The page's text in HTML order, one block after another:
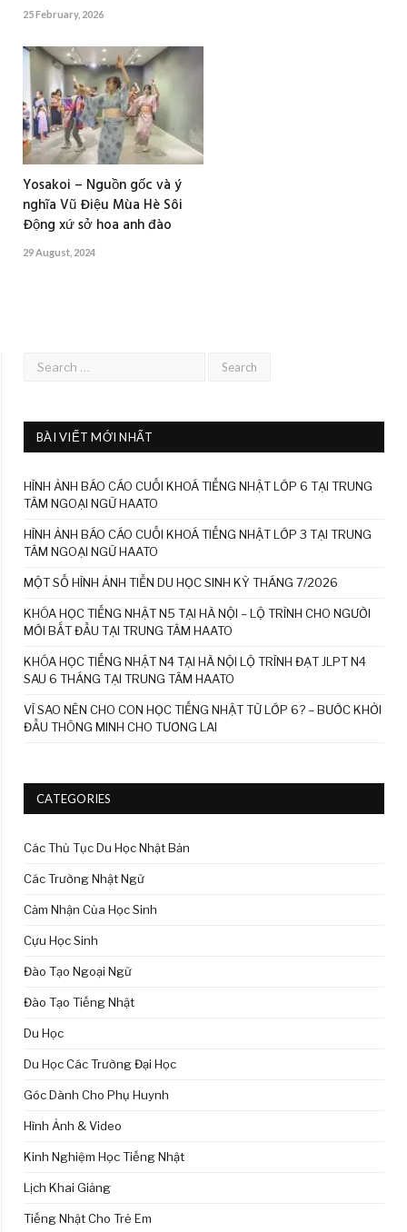
25 February, 2026
Yosakoi – Nguồn gốc và ý
nghĩa Vũ Điệu Mùa Hè Sôi
Động xứ sở hoa anh đào
29 August, 2024
BÀI VIẾT MỚI NHẤT
HÌNH ẢNH BÁO CÁO CUỐI KHOÁ TIẾNG NHẬT LỚP 6 TẠI TRUNG
TÂM NGOẠI NGỮ HAATO
HÌNH ẢNH BÁO CÁO CUỐI KHOÁ TIẾNG NHẬT LỚP 3 TẠI TRUNG
TÂM NGOẠI NGỮ HAATO
MỘT SỐ HÌNH ẢNH TIỄN DU HỌC SINH KỲ THÁNG 7/2026
KHÓA HỌC TIẾNG NHẬT N5 TẠI HÀ NỘI – LỘ TRÌNH CHO NGƯỜI
MỚI BẮT ĐẦU TẠI TRUNG TÂM HAATO
KHÓA HỌC TIẾNG NHẬT N4 TẠI HÀ NỘI LỘ TRÌNH ĐẠT JLPT N4
SAU 6 THÁNG TẠI TRUNG TÂM HAATO
VÌ SAO NÊN CHO CON HỌC TIẾNG NHẬT TỪ LỚP 6? – BƯỚC KHỞI
ĐẦU THÔNG MINH CHO TƯƠNG LAI
CATEGORIES
Các Thủ Tục Du Học Nhật Bản
Các Trường Nhật Ngữ
Cảm Nhận Của Học Sinh
Cựu Học Sinh
Đào Tạo Ngoại Ngữ
Đào Tạo Tiếng Nhật
Du Học
Du Học Các Trường Đại Học
Góc Dành Cho Phụ Huynh
Hình Ảnh & Video
Kinh Nghiệm Học Tiếng Nhật
Lịch Khai Giảng
Tiếng Nhật Cho Trẻ Em